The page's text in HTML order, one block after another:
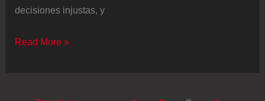
decisiones injustas, y
Iván
Read More »